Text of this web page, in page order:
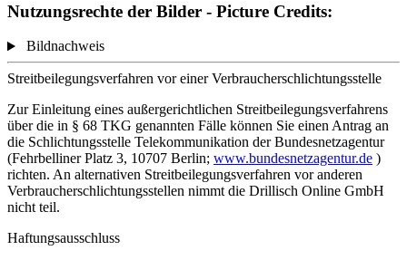
Nutzungsrechte der Bilder - Picture Credits:
Bildnachweis
Streitbeilegungsverfahren vor einer Verbraucherschlichtungsstelle
Zur Einleitung eines außergerichtlichen Streitbeilegungsverfahrens
über die in § 68 TKG genannten Fälle können Sie einen Antrag an
die Schlichtungsstelle Telekommunikation der Bundesnetzagentur
(Fehrbelliner Platz 3, 10707 Berlin; www.bundesnetzagentur.de )
richten. An alternativen Streitbeilegungsverfahren vor anderen
Verbraucherschlichtungsstellen nimmt die Drillisch Online GmbH
nicht teil.
Haftungsausschluss